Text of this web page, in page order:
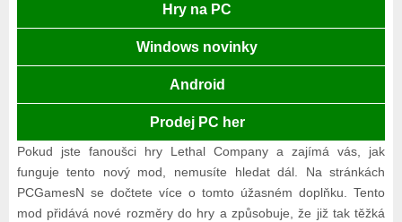
Hry na PC
Windows novinky
Android
Prodej PC her
Pokud jste fanoušci hry Lethal Company a zajímá vás, jak
funguje tento nový mod, nemusíte hledat dál. Na stránkách
PCGamesN se dočtete více o tomto úžasném doplňku. Tento
mod přidává nové rozměry do hry a způsobuje, že již tak těžká